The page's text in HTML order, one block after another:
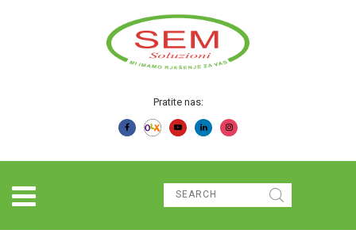
Pratite nas: